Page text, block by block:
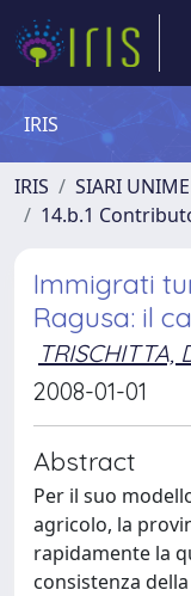
IRIS
IRIS SIARI UNIME
14.b.1
Immigrati
Ragusa: il
TRISCHITTA,
2008-01-01
Abstract
Per il suo
agricolo, la
rapidamente la
consistenza